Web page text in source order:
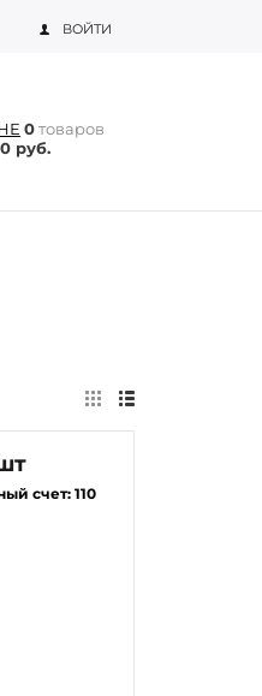
ВОЙТИ
0товаров
0 руб.
счет: 110